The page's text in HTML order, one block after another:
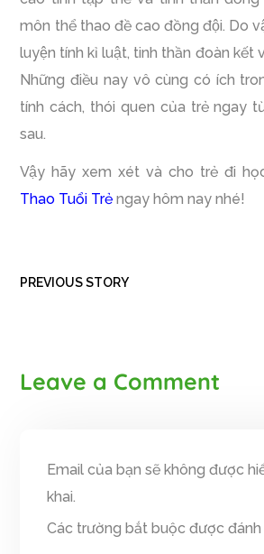
môn thể thao đề cao đồng đội. Do
luyện tính kỉ luật, tinh thần đoàn kết
Những điều nay vô cùng có ích
tính cách, thói quen của trẻ ngay
sau.
Vậy hãy xem xét và cho trẻ đi
Thao Tuổi Trẻ ngay hôm nay nhé!
PREVIOUS STORY
Leave a Comment
Email của bạn sẽ không được
khai.
Các trường bắt buộc được đánh